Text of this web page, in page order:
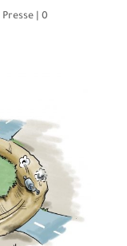
Presse| 0